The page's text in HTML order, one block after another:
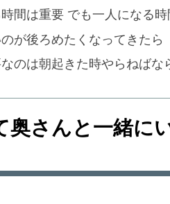
間は重要 でも一人になる
が後ろめたくなってきたら
のは朝起きた時やらねば
奥さんと一緒に